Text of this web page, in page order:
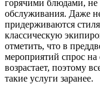
горячими блюдами, не
обслуживания. Даже
придерживаются
классическую
отметить, что в
мероприятий спрос
возрастает, поэтому
такие услуги заранее.